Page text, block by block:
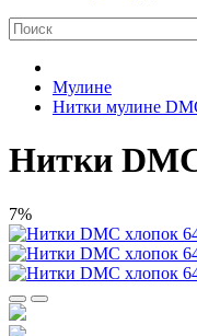
Мулине
Нитки мулине
Нитки
7%